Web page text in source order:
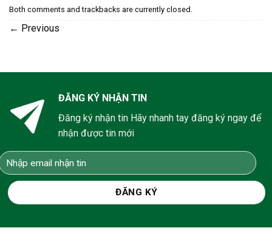
Both comments and trackbacks are currently closed.
← Previous
ĐĂNG KÝ NHẬN TIN
Đăng ký nhận tin Hãy nhanh tay đăng ký ngay để
nhận được tin mới